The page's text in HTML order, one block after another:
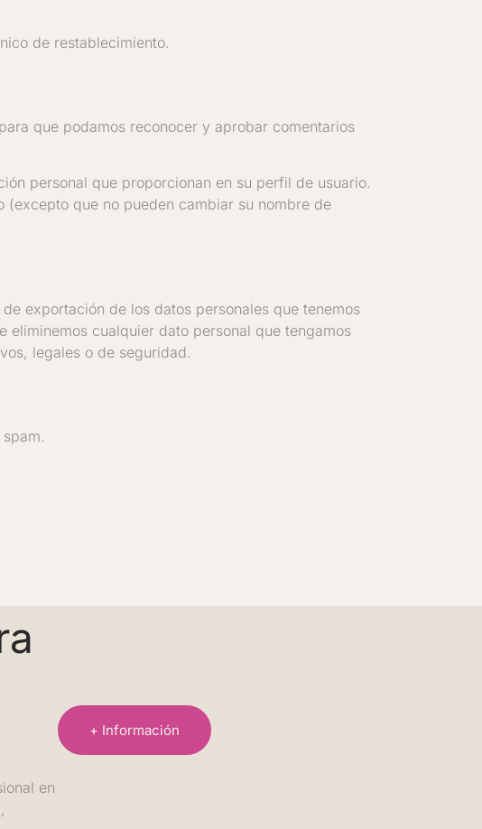
de restablecimiento.
que podamos reconocer y aprobar comentarios
personal que proporcionan en su perfil de usuario.
(excepto que no pueden cambiar su nombre de
exportación de los datos personales que tenemos
cualquier dato personal que tengamos
legales o de seguridad.
en
+ Información